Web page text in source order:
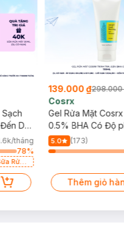
Sạch
Da
tháng
78%
Rửa
139.000 ₫298.000
Cosrx
Gel Rửa Mặt Cosrx
0.5% BHA Có Độ
150ml
5.0
(173)
Thêm giỏ